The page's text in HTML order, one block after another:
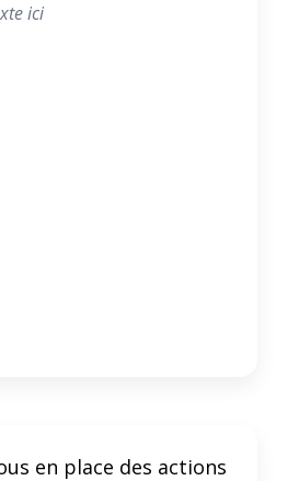
en place des actions